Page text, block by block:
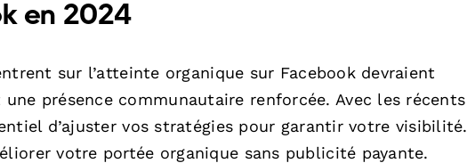
en 2024
sur l’atteinte organique sur Facebook devraient
présence communautaire renforcée. Avec les récents
d’ajuster vos stratégies pour garantir votre visibilité.
votre portée organique sans publicité payante.